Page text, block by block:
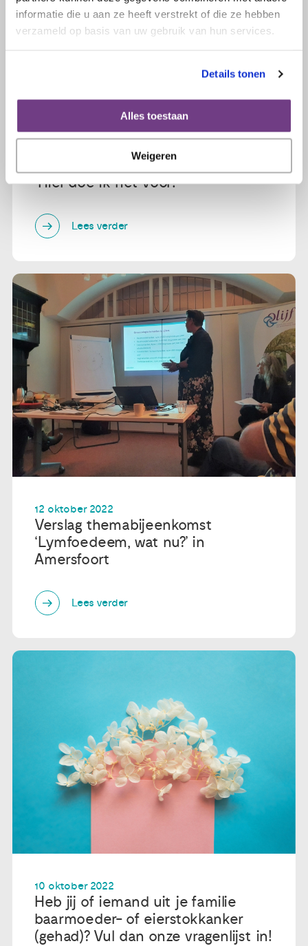
informatie die u aan ze heeft verstrekt of die ze hebben
verzameld op basis van uw gebruik van hun services.
Details tonen
Alles toestaan
Weigeren
Jolanda is vrijwilliger bij de Olijflijn:
'Hier doe ik het voor!'
Lees verder
12 oktober 2022
Verslag themabijeenkomst
‘Lymfoedeem, wat nu?’ in
Amersfoort
Lees verder
10 oktober 2022
Heb jij of iemand uit je familie
baarmoeder- of eierstokkanker
(gehad)? Vul dan onze vragenlijst in!